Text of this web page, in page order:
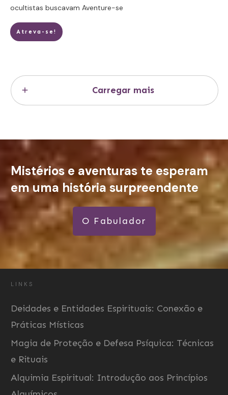
ocultistas buscavam Aventure-se
Atreva-se!
Carregar mais
Mistérios e aventuras te esperam
em uma história surpreendente
O Fabulador
LINKS
Deidades e Entidades Espirituais: Conexão e
Práticas Místicas
Magia de Proteção e Defesa Psíquica: Técnicas
e Rituais
Alquimia Espiritual: Introdução aos Princípios